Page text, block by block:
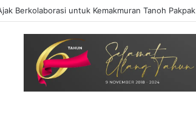
Berkolaborasi untuk Kemakmuran Tanoh Pakpak